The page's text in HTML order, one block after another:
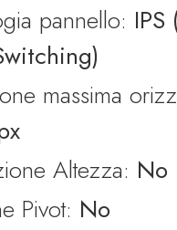
pannello: IPS
massima
Altezza: No
Pivot: No